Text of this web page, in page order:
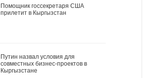
Помощник госсекретаря США
прилетит в Кыргызстан
Путин назвал условия для
совместных бизнес-проектов в
Кыргызстане